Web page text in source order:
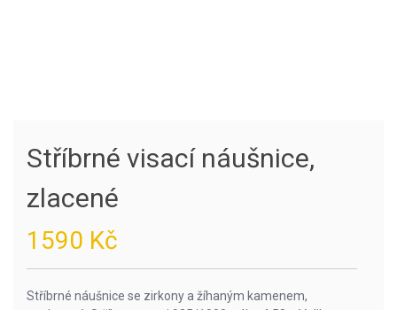
Stříbrné visací náušnice,
zlacené
1590 Kč
Stříbrné náušnice se zirkony a žíhaným kamenem,